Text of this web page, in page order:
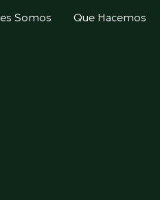
Somos Que Hacemos